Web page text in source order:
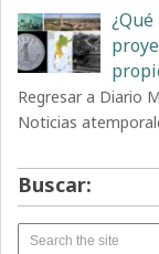
Regresar a Diario
Noticias
Buscar: